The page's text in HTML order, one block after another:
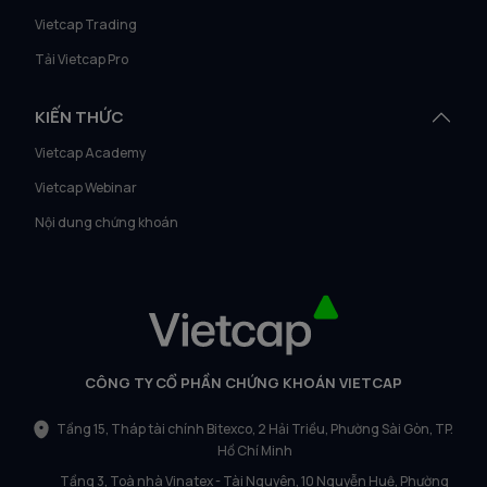
Vietcap Trading
Tải Vietcap Pro
KIẾN THỨC
Vietcap Academy
Vietcap Webinar
Nội dung chứng khoán
CÔNG TY CỔ PHẦN CHỨNG KHOÁN VIETCAP
Tầng 15, Tháp tài chính Bitexco, 2 Hải Triều, Phường Sài Gòn, TP.
Hồ Chí Minh
Tầng 3, Toà nhà Vinatex - Tài Nguyên, 10 Nguyễn Huệ, Phường